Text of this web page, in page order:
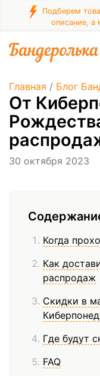
Подберем
описание,
Главная / Блог
От
30 октября 2023
Когда
Как
распродаж
Скидки в
Где будут
FAQ